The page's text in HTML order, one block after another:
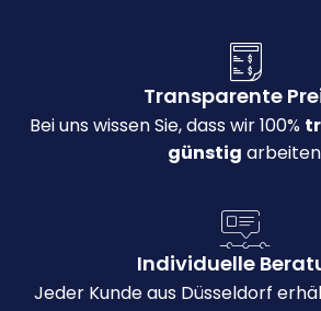
Transparente
Bei uns wissen Sie, dass wir 100%
günstig
Individuelle
Jeder Kunde aus Düsseldorf